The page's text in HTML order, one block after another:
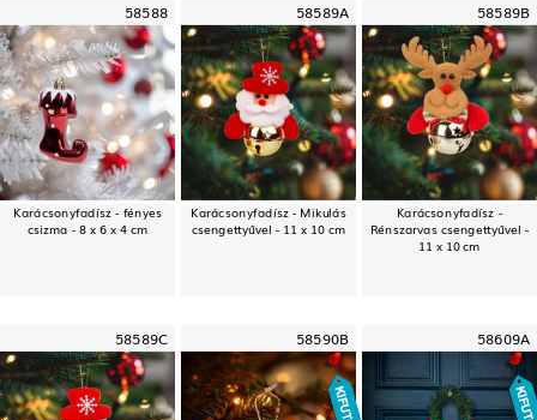
58588
Karácsonyfadísz - fényes
csizma - 8 x 6 x 4 cm
58589A
Karácsonyfadísz - Mikulás
csengettyűvel - 11 x 10 cm
58589B
Karácsonyfadísz -
Rénszarvas csengettyűvel -
11 x 10 cm
58589C 58590B 58609A